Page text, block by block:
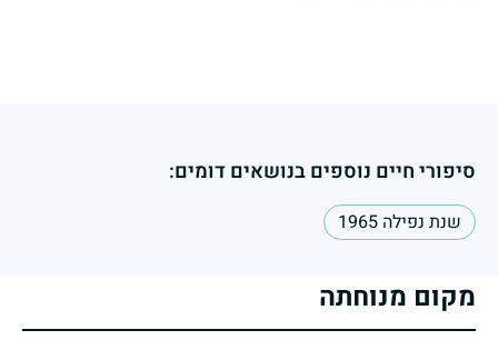
סיפורי חיים נוספים בנושאים דומים:
שנת נפילה 1965
מקום מנוחתה